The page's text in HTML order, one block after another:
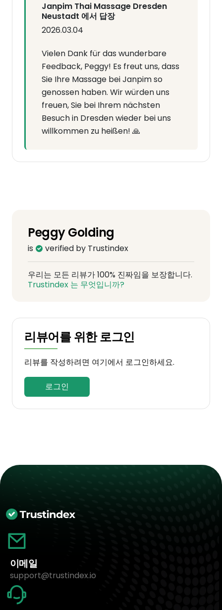
Janpim Thai Massage Dresden
Neustadt 에서 답장
2026.03.04
Vielen Dank für das wunderbare
Feedback, Peggy! Es freut uns, dass
Sie Ihre Massage bei Janpim so
genossen haben. Wir würden uns
freuen, Sie bei Ihrem nächsten
Besuch in Dresden wieder bei uns
willkommen zu heißen! 🙏
Peggy Golding
is verified by Trustindex
우리는 모든 리뷰가 100% 진짜임을 보장합니다.
Trustindex 는 무엇입니까?
리뷰어를 위한 로그인
리뷰를 작성하려면 여기에서 로그인하세요.
로그인
이메일
support@trustindex.io